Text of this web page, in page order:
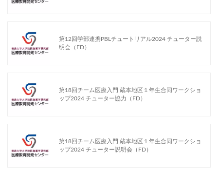
第12回学部連携PBLチュートリアル2024 チューター説
明会（FD）
第18回チーム医療入門 蔵本地区１年生合同ワークショ
ップ2024 チューター協力（FD）
第18回チーム医療入門 蔵本地区１年生合同ワークショ
ップ2024 チューター説明会（FD）